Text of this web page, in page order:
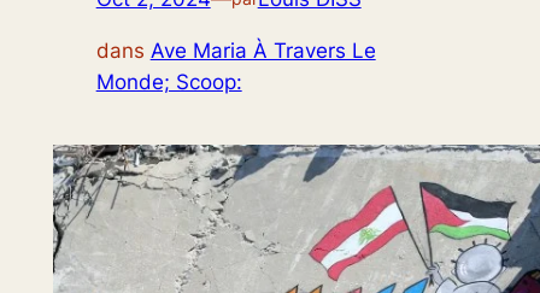
dans Ave Maria À Travers Le
Monde; Scoop: